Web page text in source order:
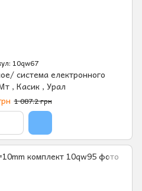
10qw67
система електронного
, Касик , Урал
1 087.2 грн